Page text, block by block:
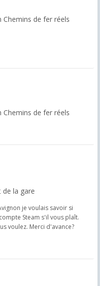
Chemins de fer réels
Chemins de fer réels
de la gare
je voulais savoir si
Steam s'il vous plaît.
voulez. Merci d'avance?